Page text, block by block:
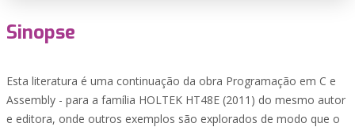
Sinopse
Esta literatura é uma continuação da obra Programação em C e
Assembly - para a família HOLTEK HT48E (2011) do mesmo autor
e editora, onde outros exemplos são explorados de modo que o